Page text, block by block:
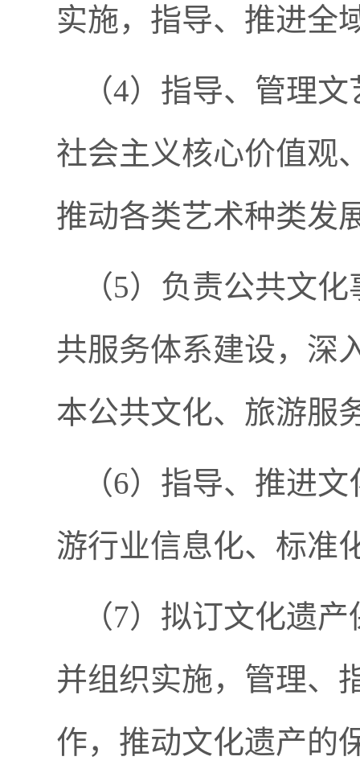
实施，指导、推进全
（4）指导、管理
社会主义核心价值观
推动各类艺术种类发
（5）负责公共文
共服务体系建设，深
本公共文化、旅游服
（6）指导、推进
游行业信息化、标准
（7）拟订文化遗
并组织实施，管理、
作，推动文化遗产的